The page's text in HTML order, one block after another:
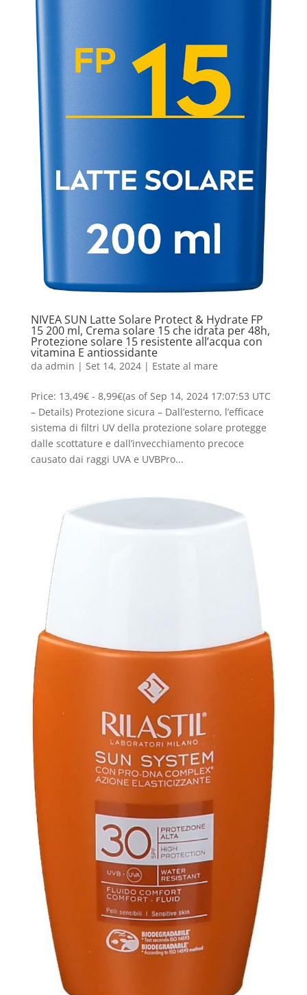
NIVEA SUN Latte Solare Protect & Hydrate FP
15 200 ml, Crema solare 15 che idrata per 48h,
Protezione solare 15 resistente all’acqua con
vitamina E antiossidante
da admin | Set 14, 2024| Estate al mare
Price: 13,49€ - 8,99€(as of Sep 14, 2024 17:07:53 UTC
– Details) Protezione sicura – Dall’esterno, l’efficace
sistema di filtri UV della protezione solare protegge
dalle scottature e dall’invecchiamento precoce
causato dai raggi UVA e UVBPro...